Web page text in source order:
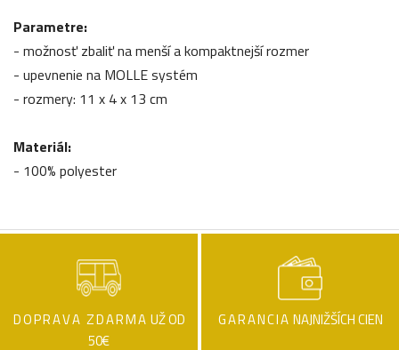
Parametre:
- možnosť zbaliť na menší a kompaktnejší rozmer
- upevnenie na MOLLE systém
- rozmery: 11 x 4 x 13 cm
Materiál:
- 100% polyester
DOPRAVA ZDARMA UŽ OD
50€
GARANCIA NAJNIŽŠÍCH CIEN